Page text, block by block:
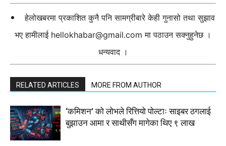
हेलोखबरमा प्रकाशित कुनै पनि सामग्रीबारे केही गुनासो तथा सुझाव
भए हामीलाई hellokhabar@gmail.com मा पठाउन सक्नुहुनेछ ।
धन्यवाद ।
RELATED ARTICLES MORE FROM AUTHOR
‘कमिशन’ को लोभले रित्तियो पोल्टाः साइबर ठगलाई
बुझाउन आमा र साथीसँग मागेका थिए ९ लाख